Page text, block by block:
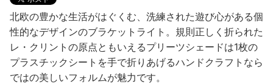
北欧の豊かな生活がはぐくむ、洗練された遊び心がある個
性的なデザインのブラケットライト。規則正しく折られた
レ・クリントの原点ともいえるプリーツシェードは1枚の
プラスチックシートを手で折りあげるハンドクラフトなら
ではの美しいフォルムが魅力です。